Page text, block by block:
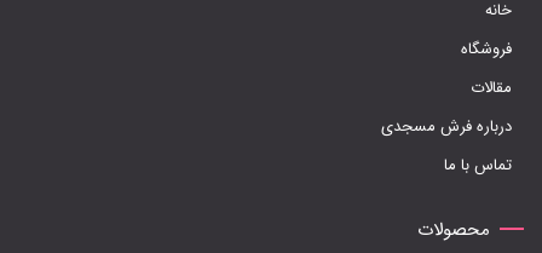
خانه
فروشگاه
مقالات
درباره فرش مسجدی
تماس با ما
محصولات